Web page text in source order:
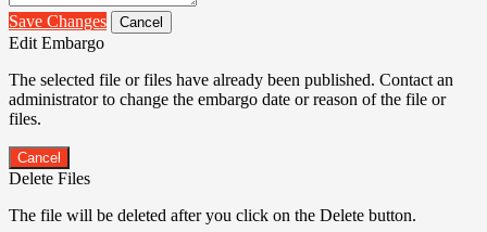
Save Changes Cancel
Edit Embargo
The selected file or files have already been published. Contact an
administrator to change the embargo date or reason of the file or
files.
Cancel
Delete Files
The file will be deleted after you click on the Delete button.